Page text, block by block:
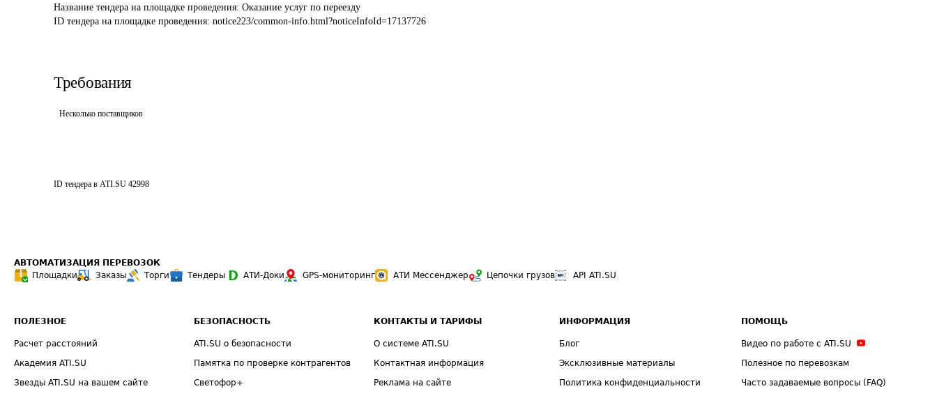
Название тендера на площадке проведения:
ID тендера на площадке проведения: notice223/common-info.html?noticeInfoId=17137726
Требования
Несколько поставщиков
ID тендера в ATI.SU 42998
АВТОМАТИЗАЦИЯ ПЕРЕВОЗОК
Площадки
Заказы Торги Тендеры АТИ-Доки GPS-мониторинг АТИ Мессенджер Цепочки грузов API ATI.SU
ПОЛЕЗНОЕ
Расчет расстояний
Академия ATI.SU
Звезды ATI.SU на вашем сайте
БЕЗОПАСНОСТЬ
ATI.SU о безопасности
Памятка по проверке контрагентов
Светофор+
КОНТАКТЫ И ТАРИФЫ
О системе ATI.SU
Контактная информация
Реклама на сайте
ИНФОРМАЦИЯ
Блог
Эксклюзивные материалы
Политика конфиденциальности
ПОМОЩЬ
Видео по работе с ATI.SU
Полезное по перевозкам
Часто задаваемые вопросы (FAQ)